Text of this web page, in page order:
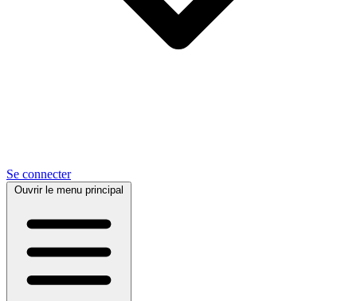
Se connecter
Ouvrir le menu principal